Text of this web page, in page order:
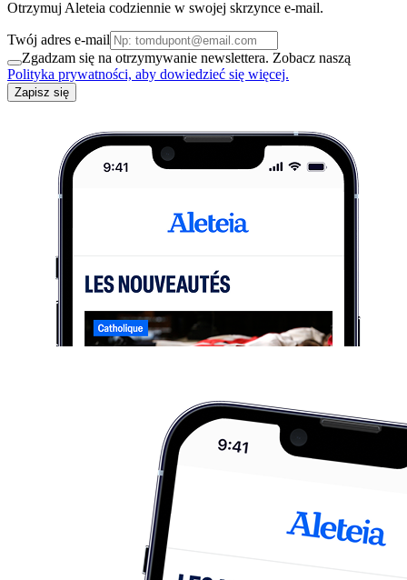
Otrzymuj Aleteia codziennie w swojej skrzynce e-mail.
Twój adres e-mail
Zgadzam się na otrzymywanie newslettera. Zobacz naszą
Polityka prywatności, aby dowiedzieć się więcej.
Zapisz się